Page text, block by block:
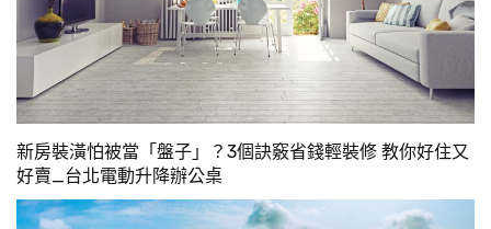
新房裝潢怕被當「盤子」？3個訣竅省錢輕裝修 教你好住又
好賣_台北電動升降辦公桌